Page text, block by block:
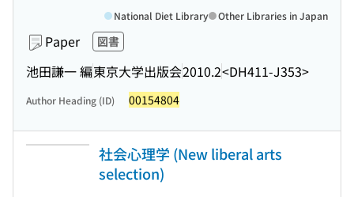
Paper 図書
池田謙一 編東京大学出版会2010.2<DH411-J353>
National Diet Library Other Libraries in Japan
Author Heading (ID) 00154804
社会心理学 (New liberal arts
selection)